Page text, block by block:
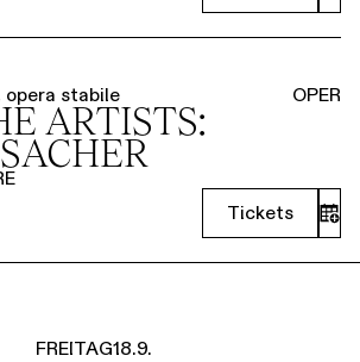
opera stabile OPER
ARTISTS:
Tickets
FREITAG18.9.